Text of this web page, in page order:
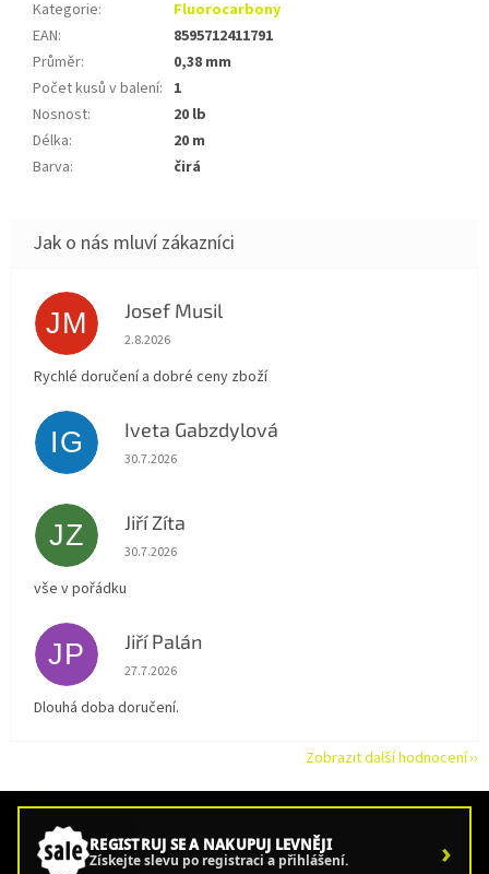
Kategorie:
Fluorocarbony
EAN:
8595712411791
Průměr:
0,38 mm
Počet kusů v balení: 1
Nosnost:
20 lb
Délka:
20 m
Barva: čirá
JM Josef Musil
Hodnocení obchodu je 5 z 5 hvězdiček.
2.8.2026
Rychlé doručení a dobré ceny zboží
IG Iveta Gabzdylová
Hodnocení obchodu je 5 z 5 hvězdiček.
30.7.2026
JZ Jiří Zíta
Hodnocení obchodu je 5 z 5 hvězdiček.
30.7.2026
vše v pořádku
JP Jiří Palán
Hodnocení obchodu je 5 z 5 hvězdiček.
27.7.2026
Dlouhá doba doručení.
Zobrazit další hodnocení
REGISTRUJ SE A NAKUPUJ LEVNĚJI
Získejte slevu po registraci a přihlášení. ›